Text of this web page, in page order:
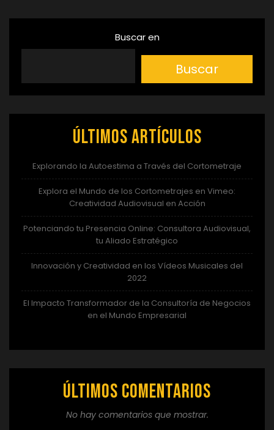
Buscar en
Buscar
Últimos artículos
Explorando la Autoestima a Través del Cortometraje
Explora el Mundo de los Cortometrajes en Vimeo:
Creatividad Audiovisual en Acción
Potenciando tu Presencia Online: Consultora Audiovisual,
tu Aliado Estratégico
Innovación y Creatividad en los Vídeos Musicales del
2022
El Impacto Transformador de la Consultoría de Negocios
en el Mundo Empresarial
Últimos comentarios
No hay comentarios que mostrar.